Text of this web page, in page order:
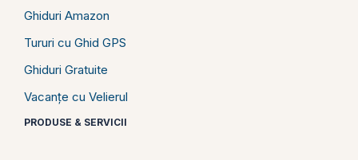
Ghiduri Amazon
Tururi cu Ghid GPS
Ghiduri Gratuite
Vacanțe cu Velierul
PRODUSE & SERVICII